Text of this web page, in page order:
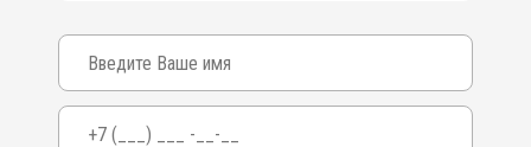
Ваше имя
Телефон